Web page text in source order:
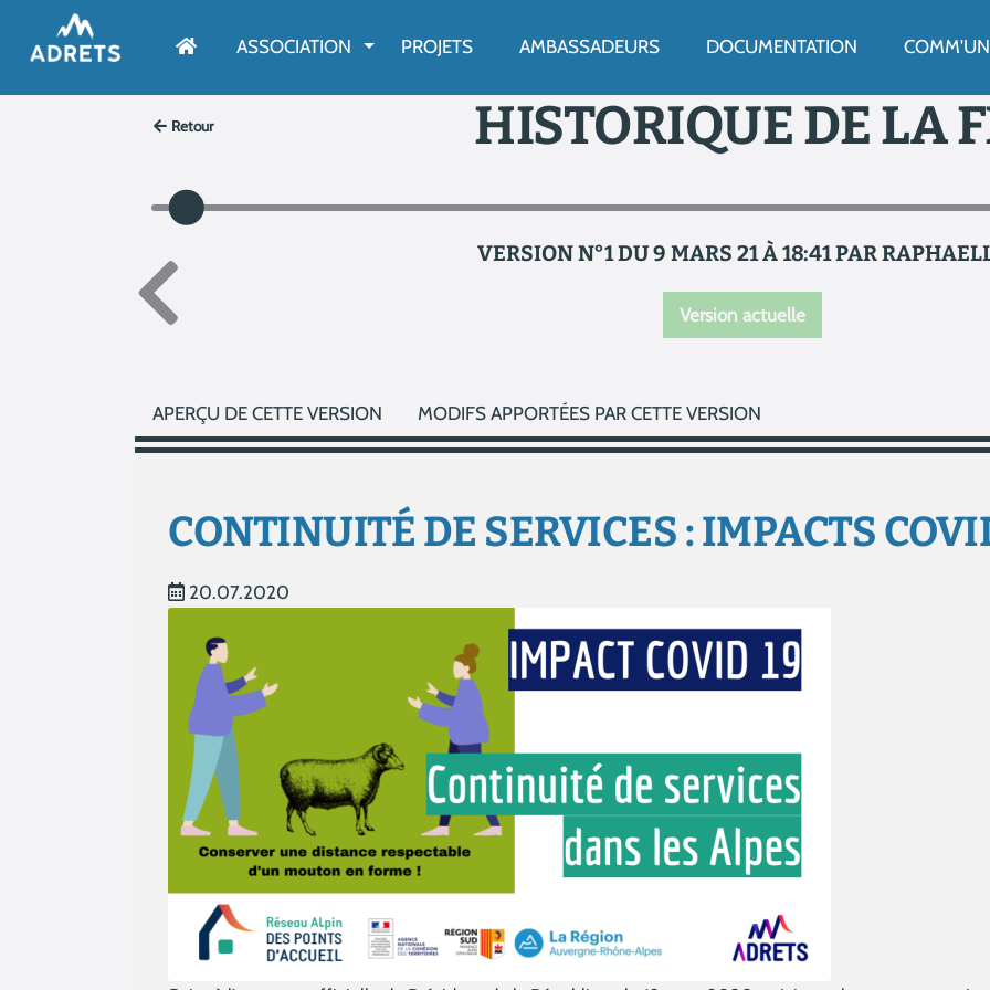
ASSOCIATION AFFICHER LE MENU
PROJETS AMBASSADEURS DOCUMENTATION
Retour HISTORIQUE DE LA
VERSION N°1 DU 9 MARS 21 À 18:41 PAR
Version actuelle
APERÇU DE CETTE VERSION MODIFS APPORTÉES PAR CETTE VERSION
CONTINUITÉ DE SERVICES : IMPACTS
20.07.2020